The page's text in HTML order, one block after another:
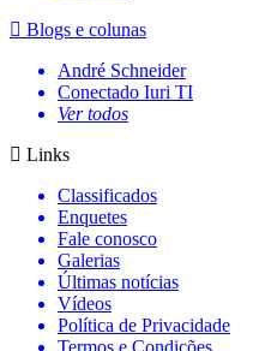
Blogs e colunas
André Schneider
Conectado Iuri TI
Ver todos
Links
Classificados
Enquetes
Fale conosco
Galerias
Últimas notícias
Vídeos
Política de Privacidade
Termos e Condições